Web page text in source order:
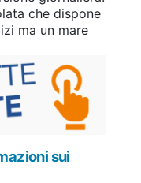
che dispone
ma un mare
sui